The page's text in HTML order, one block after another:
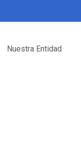
Nuestra Entidad